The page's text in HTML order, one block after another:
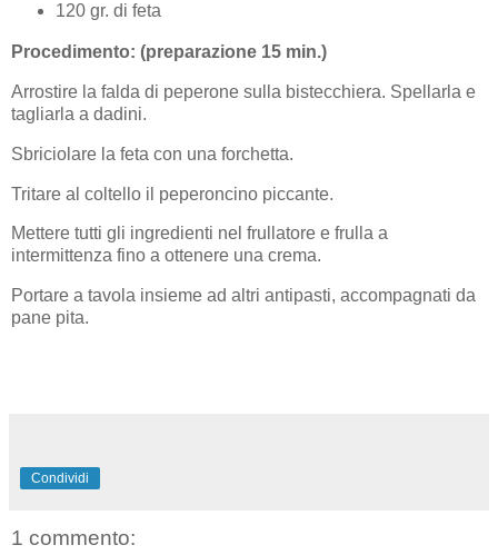
120 gr. di feta
Procedimento: (preparazione 15 min.)
Arrostire la falda di peperone sulla bistecchiera. Spellarla e
tagliarla a dadini.
Sbriciolare la feta con una forchetta.
Tritare al coltello il peperoncino piccante.
Mettere tutti gli ingredienti nel frullatore e frulla a
intermittenza fino a ottenere una crema.
Portare a tavola insieme ad altri antipasti, accompagnati da
pane pita.
Condividi
1 commento: